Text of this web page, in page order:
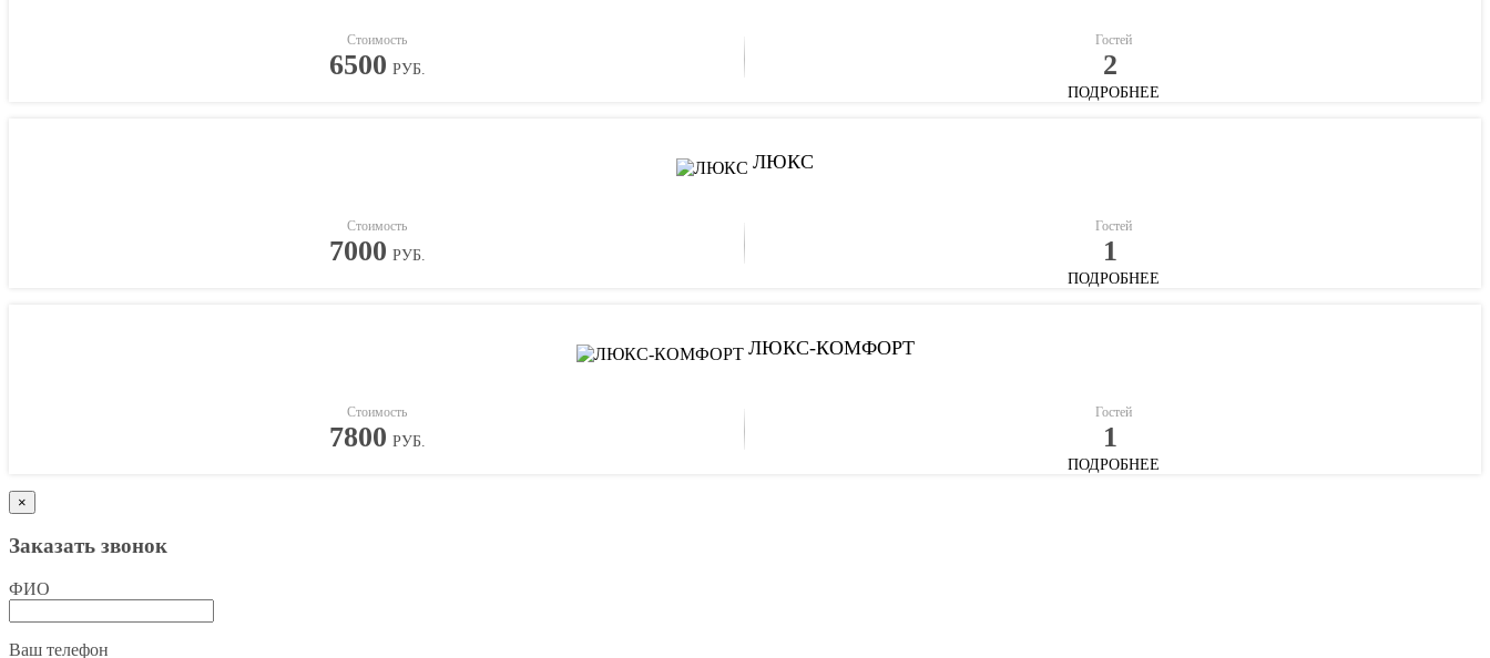
Стоимость
6500 РУБ.
Гостей
2
ПОДРОБНЕЕ
ЛЮКС
Стоимость
7000 РУБ.
Гостей
1
ПОДРОБНЕЕ
ЛЮКС-КОМФОРТ
Стоимость
7800 РУБ.
Гостей
1
ПОДРОБНЕЕ
×
Заказать звонок
ФИО
Ваш телефон